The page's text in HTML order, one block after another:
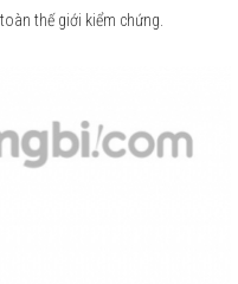
thế giới kiểm chứng.